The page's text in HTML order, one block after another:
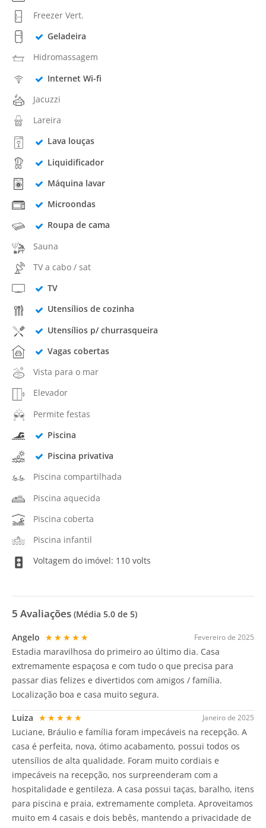
Freezer Vert.
Geladeira
Hidromassagem
Internet Wi-fi
Jacuzzi
Lareira
Lava louças
Liquidificador
Máquina lavar
Microondas
Roupa de cama
Sauna
TV a cabo / sat
TV
Utensílios de cozinha
Utensílios p/ churrasqueira
Vagas cobertas
Vista para o mar
Elevador
Permite festas
Piscina
Piscina privativa
Piscina compartilhada
Piscina aquecida
Piscina coberta
Piscina infantil
Voltagem do imóvel: 110 volts
5 Avaliações (Média 5.0 de 5)
Fevereiro de 2025
Angelo ★★★★★
Estadia maravilhosa do primeiro ao último dia. Casa
extremamente espaçosa e com tudo o que precisa para
passar dias felizes e divertidos com amigos / família.
Localização boa e casa muito segura.
Janeiro de 2025
Luiza ★★★★★
Luciane, Bráulio e família foram impecáveis na recepção. A
casa é perfeita, nova, ótimo acabamento, possui todos os
utensílios de alta qualidade. Foram muito cordiais e
impecáveis na recepção, nos surpreenderam com a
hospitalidade e gentileza. A casa possui taças, baralho, itens
para piscina e praia, extremamente completa. Aproveitamos
muito em 4 casais e dois bebês, mantendo a privacidade de